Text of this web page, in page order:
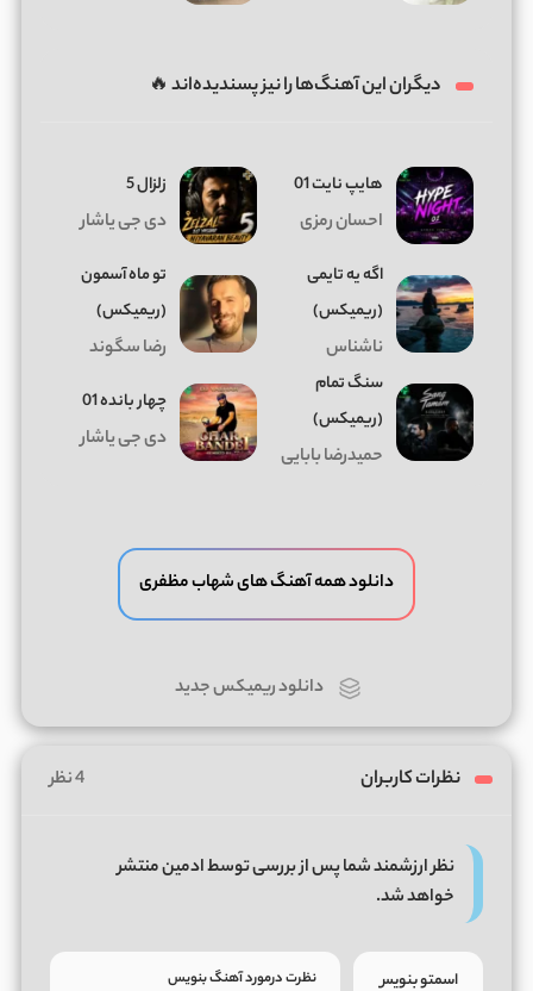
دیگران این آهنگ‌ها را نیز پسندیده‌اند 🔥
هایپ نایت 01
احسان رمزی
زلزال 5
دی جی یاشار
اگه یه تایمی
(ریمیکس)
ناشناس
تو ماه آسمون
(ریمیکس)
رضا سگوند
سنگ تمام
(ریمیکس)
حمیدرضا بابایی
چهار بانده 01
دی جی یاشار
دانلود همه آهنگ های شهاب مظفری
دانلود ریمیکس جدید
نظرات کاربران 4 نظر
نظر ارزشمند شما پس از بررسی توسط ادمین منتشر
خواهد شد.